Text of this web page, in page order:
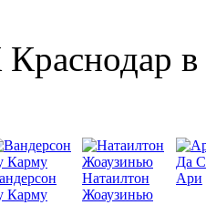
в
Карму
Натаилтон
Жоаузинью
Да
Ари